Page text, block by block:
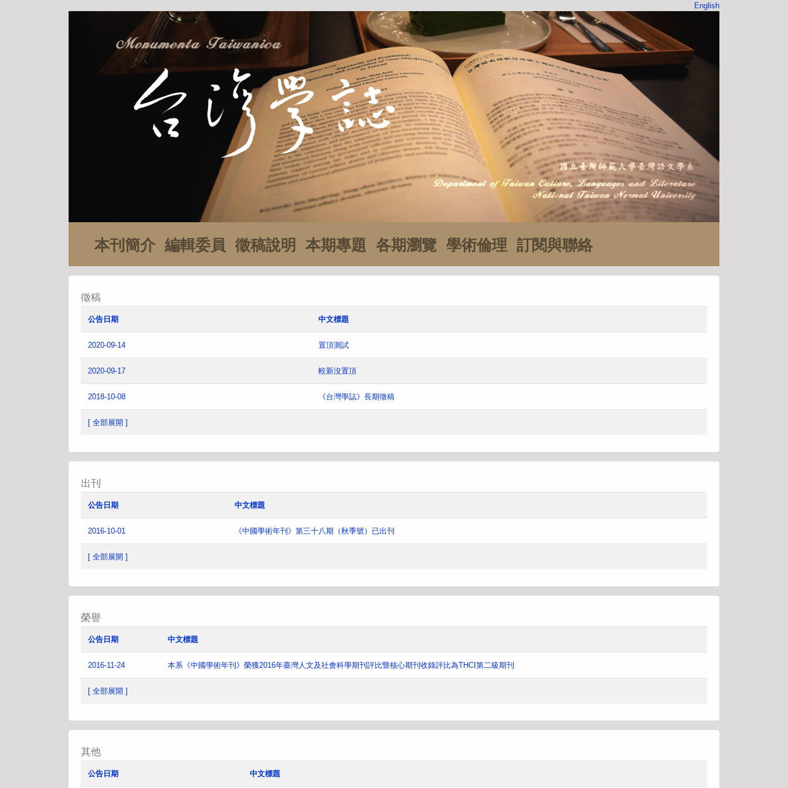
English
本刊簡介 編輯委員 徵稿說明 本期專題 各期瀏覽 學術倫理 訂閱與聯絡
徵稿
公告日期 中文標題
2020-09-14 置頂測試
2020-09-17 較新沒置頂
2018-10-08 《台灣學誌》長期徵稿
[ 全部展開 ]
出刊
公告日期 中文標題
2016-10-01 《中國學術年刊》第三十八期（秋季號）已出刊
[ 全部展開 ]
榮譽
公告日期 中文標題
2016-11-24 本系《中國學術年刊》榮獲2016年臺灣人文及社會科學期刊評比暨核心期刊收錄評比為THCI第二級期刊
[ 全部展開 ]
其他
公告日期 中文標題